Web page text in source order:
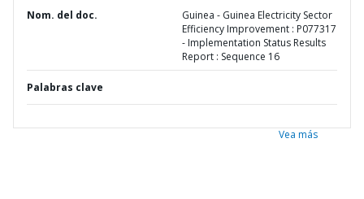
Nom. del doc.
Guinea - Guinea Electricity Sector
Efficiency Improvement : P077317
- Implementation Status Results
Report : Sequence 16
Palabras clave
Vea más